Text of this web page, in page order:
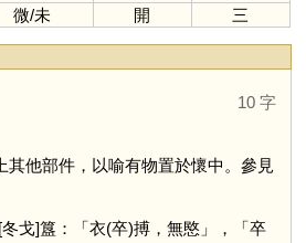
微/未 開 三
10 字
其他部件，以喻有物置於懷中。參見
戈]簋：「衣(卒)搏，無愍」，「卒